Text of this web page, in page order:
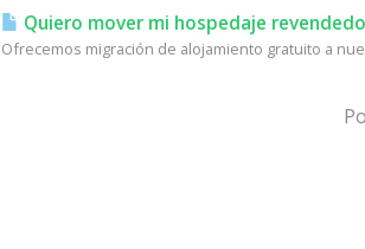
Quiero mover mi hospedaje
Ofrecemos migración de alojamiento gratuito a